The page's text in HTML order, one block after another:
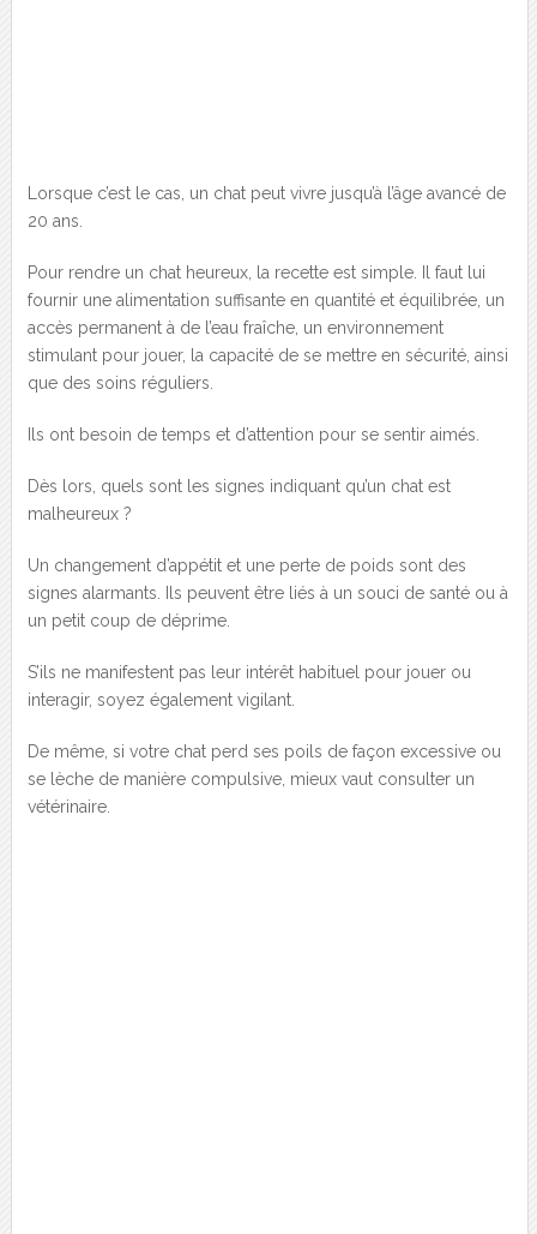
Lorsque c’est le cas, un chat peut vivre jusqu’à l’âge avancé de
20 ans.
Pour rendre un chat heureux, la recette est simple. Il faut lui
fournir une alimentation suffisante en quantité et équilibrée, un
accès permanent à de l’eau fraîche, un environnement
stimulant pour jouer, la capacité de se mettre en sécurité, ainsi
que des soins réguliers.
Ils ont besoin de temps et d’attention pour se sentir aimés.
Dès lors, quels sont les signes indiquant qu’un chat est
malheureux ?
Un changement d’appétit et une perte de poids sont des
signes alarmants. Ils peuvent être liés à un souci de santé ou à
un petit coup de déprime.
S’ils ne manifestent pas leur intérêt habituel pour jouer ou
interagir, soyez également vigilant.
De même, si votre chat perd ses poils de façon excessive ou
se lèche de manière compulsive, mieux vaut consulter un
vétérinaire.